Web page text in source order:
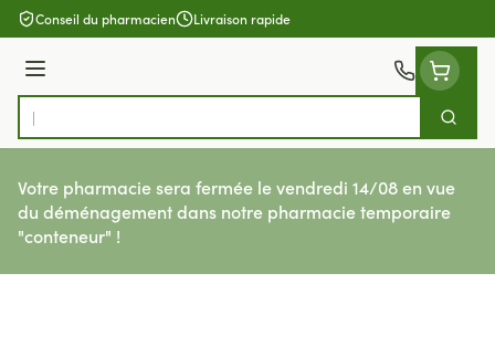
Aller au contenu
Conseil du pharmacien Livraison rapide
Menu
Rechercher
Votre pharmacie sera fermée le vendredi 14/08 en vue
du déménagement dans notre pharmacie temporaire
"conteneur" !